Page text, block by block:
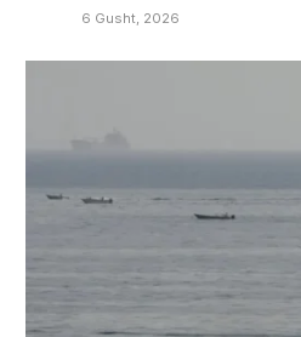
6 Gusht, 2026